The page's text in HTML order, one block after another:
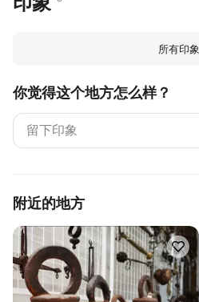
所有印象
你觉得这个地方怎么样？
附近的地方